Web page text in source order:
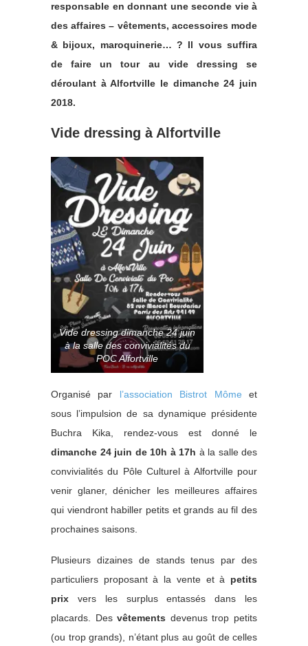
responsable en donnant une seconde vie à
des affaires – vêtements, accessoires mode
& bijoux, maroquinerie… ? Il vous suffira
de faire un tour au vide dressing se
déroulant à Alfortville le dimanche 24 juin
2018.
Vide dressing à Alfortville
Vide dressing dimanche 24 juin
à la salle des convivialités du
POC Alfortville
Organisé par l’association Bistrot Môme et
sous l’impulsion de sa dynamique présidente
Buchra Kika, rendez-vous est donné le
dimanche 24 juin de 10h à 17h à la salle des
convivialités du Pôle Culturel à Alfortville pour
venir glaner, dénicher les meilleures affaires
qui viendront habiller petits et grands au fil des
prochaines saisons.
Plusieurs dizaines de stands tenus par des
particuliers proposant à la vente et à petits
prix vers les surplus entassés dans les
placards. Desvêtements devenus trop petits
(ou trop grands), n’étant plus au goût de celles